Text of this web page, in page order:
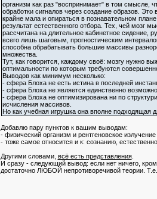
организм как раз "воспринимает" в том смысле,
обработки сигналов через создание образов.
крайне мала и опираться в познавательном
результат естественного отбора. Тех, чей
рассчитана на длительное кабинетное сидение,
всего лишь шаговым, прогностическим
способна обрабатывать большие массивы
множества.
Тут, как говорится, каждому своё: мозгу нужно
оптимальности по которым требуются
Выводов как минимум несколько:
- сфера Блоха не есть истина в последней
- сфера Блоха не является единственно
- сфера Блоха не оптимизирована ни по
исчисления массивов.
Но как учебная игрушка она вполне подходящая
Добавлю пару пунктов к вашим выводам:
- физический организм и рентгеновское
- тоже самое относится и к: сознанию,
Другими словами, всё есть представления.
И сразу - следующий вывод: если нет ничего,
достаточно ЛЮБОЙ непротиворечивой теории.